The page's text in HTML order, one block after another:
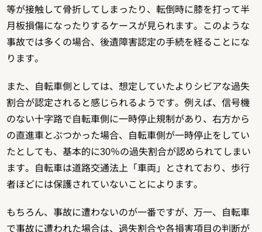
等が接触して骨折してしまったり、転倒時に膝を打って半
月板損傷になったりするケースが見られます。このような
事故では多くの場合、後遺障害認定の手続を経ることにな
ります。
また、自転車側としては、想定していたよりシビアな過失
割合が認定されると感じられるようです。例えば、信号機
のない十字路で自転車側に一時停止規制があり、右方から
の直進車とぶつかった場合、自転車側が一時停止をしてい
たとしても、基本的に30％の過失割合が認められてしまい
ます。自転車は道路交通法上「車両」とされており、歩行
者ほどには保護されていないことによります。
もちろん、事故に遭わないのが一番ですが、万一、自転車
で事故に遭われた場合は、過失割合や各損害項目の判断が